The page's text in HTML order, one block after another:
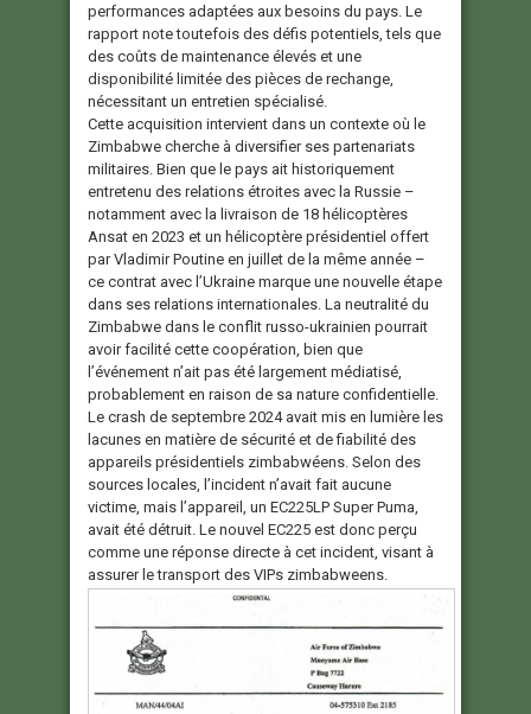
performances adaptées aux besoins du pays. Le
rapport note toutefois des défis potentiels, tels que
des coûts de maintenance élevés et une
disponibilité limitée des pièces de rechange,
nécessitant un entretien spécialisé.
Cette acquisition intervient dans un contexte où le
Zimbabwe cherche à diversifier ses partenariats
militaires. Bien que le pays ait historiquement
entretenu des relations étroites avec la Russie –
notamment avec la livraison de 18 hélicoptères
Ansat en 2023 et un hélicoptère présidentiel offert
par Vladimir Poutine en juillet de la même année –
ce contrat avec l’Ukraine marque une nouvelle étape
dans ses relations internationales. La neutralité du
Zimbabwe dans le conflit russo-ukrainien pourrait
avoir facilité cette coopération, bien que
l’événement n’ait pas été largement médiatisé,
probablement en raison de sa nature confidentielle.
Le crash de septembre 2024 avait mis en lumière les
lacunes en matière de sécurité et de fiabilité des
appareils présidentiels zimbabwéens. Selon des
sources locales, l’incident n’avait fait aucune
victime, mais l’appareil, un EC225LP Super Puma,
avait été détruit. Le nouvel EC225 est donc perçu
comme une réponse directe à cet incident, visant à
assurer le transport des VIPs zimbabweens.